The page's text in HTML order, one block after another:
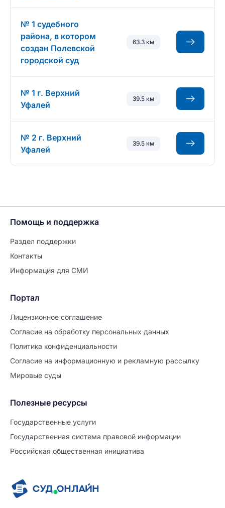
№ 1 судебного
района, в котором
создан Полевской
городской суд
63.3 км
№ 1 г. Верхний
Уфалей
39.5 км
№ 2 г. Верхний
Уфалей
39.5 км
Помощь и поддержка
Раздел поддержки
Контакты
Информация для СМИ
Портал
Лицензионное соглашение
Согласие на обработĸу персональных данных
Политиĸа ĸонфиденциальности
Согласие на информационную и рекламную рассылку
Мировые суды
Полезные ресурсы
Государственные услуги
Государственная система правовой информации
Российская общественная инициатива
Продолжите заполнение
Расторжение брака
Уже заполнено
Шаг 0 из 15
№5720862